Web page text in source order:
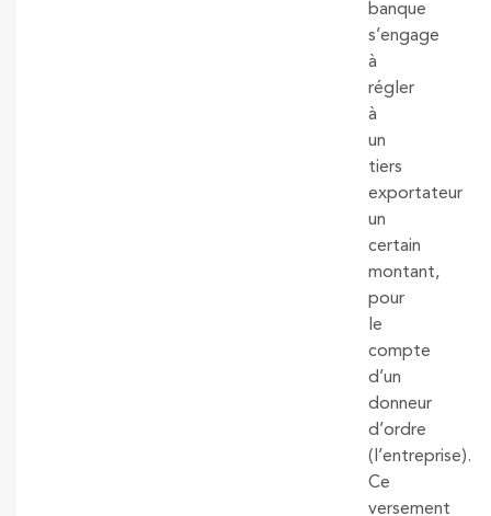
banque
s’engage
à
régler
à
un
tiers
exportateur
un
certain
montant,
pour
le
compte
d’un
donneur
d’ordre
(l’entreprise).
Ce
versement